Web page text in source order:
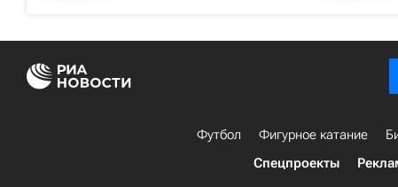
Футбол Фигурное катание
Спецпроекты